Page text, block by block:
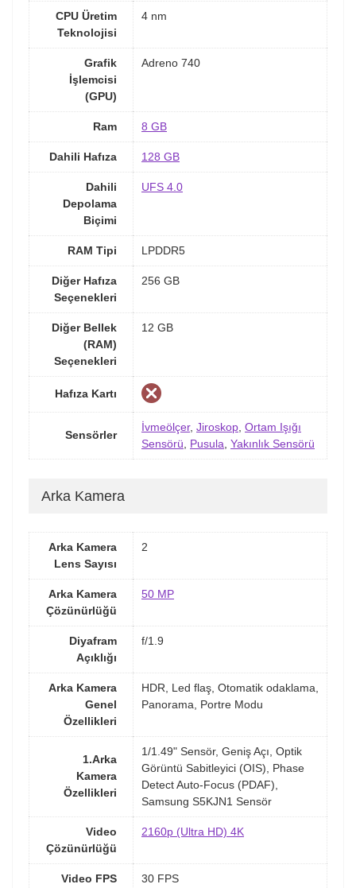
CPU Üretim
Teknolojisi
4 nm
Grafik
İşlemcisi
(GPU)
Adreno 740
Ram 8 GB
Dahili Hafıza 128 GB
Dahili
Depolama
Biçimi
UFS 4.0
RAM Tipi LPDDR5
Diğer Hafıza
Seçenekleri
256 GB
Diğer Bellek
(RAM)
Seçenekleri
12 GB
Hafıza Kartı
Sensörler
İvmeölçer, Jiroskop, Ortam Işığı
Sensörü, Pusula, Yakınlık Sensörü
Arka Kamera
Arka Kamera
Lens Sayısı
2
Arka Kamera
Çözünürlüğü
50 MP
Diyafram
Açıklığı
f/1.9
Arka Kamera
Genel
Özellikleri
HDR, Led flaş, Otomatik odaklama,
Panorama, Portre Modu
1.Arka
Kamera
Özellikleri
1/1.49" Sensör, Geniş Açı, Optik
Görüntü Sabitleyici (OIS), Phase
Detect Auto-Focus (PDAF),
Samsung S5KJN1 Sensör
Video
Çözünürlüğü
2160p (Ultra HD) 4K
Video FPS
30 FPS